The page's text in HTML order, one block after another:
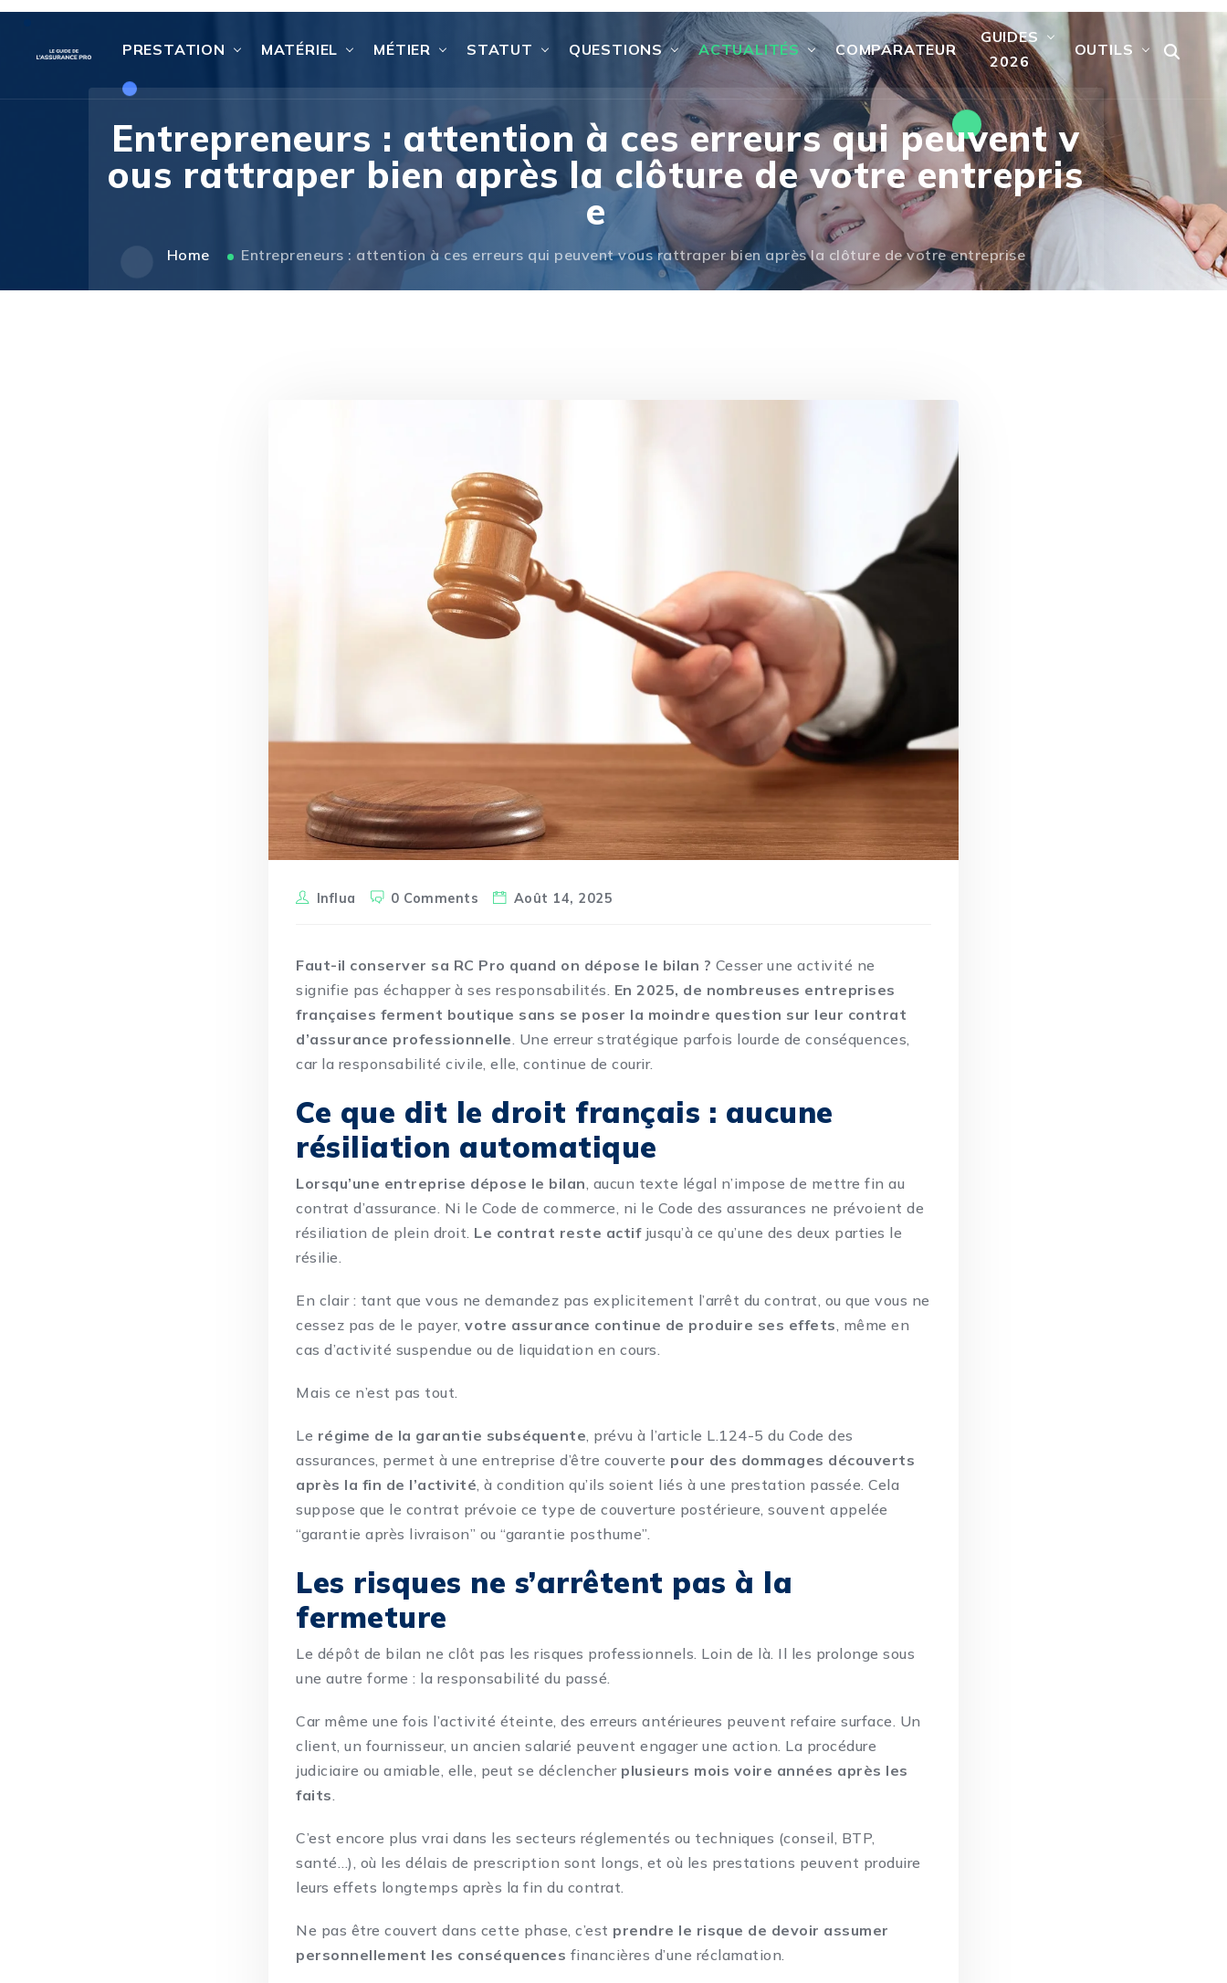
PRESTATION MATÉRIEL MÉTIER STATUT QUESTIONS ACTUALITÉS COMPARATEUR
GUIDES
2026
OUTILS
Entrepreneurs : attention à ces erreurs qui peuvent v
ous rattraper bien après la clôture de votre entrepris
e
Home Entrepreneurs : attention à ces erreurs qui peuvent vous rattraper bien après la clôture de votre entreprise
Influa 0 Comments Août 14, 2025
Faut-il conserver sa RC Pro quand on dépose le bilan ? Cesser une activité ne
signifie pas échapper à ses responsabilités. En 2025, de nombreuses entreprises
françaises ferment boutique sans se poser la moindre question sur leur contrat
d’assurance professionnelle . Une erreur stratégique parfois lourde de conséquences,
car la responsabilité civile, elle, continue de courir.
Ce que dit le droit français : aucune
résiliation automatique
Lorsqu’une entreprise dépose le bilan , aucun texte légal n’impose de mettre fin au
contrat d’assurance. Ni le Code de commerce, ni le Code des assurances ne prévoient de
résiliation de plein droit. Le contrat reste actifjusqu’à ce qu’une des deux parties le
résilie.
En clair : tant que vous ne demandez pas explicitement l’arrêt du contrat , ou que vous ne
cessez pas de le payer,votre assurance continue de produire ses effets , même en
cas d’activité suspendue ou de liquidation en cours.
Mais ce n’est pas tout.
Le régime de la garantie subséquente , prévu à l’article L.124-5 du Code des
assurances, permet à une entreprise d’être couverte pour des dommages découverts
après la fin de l’activité , à condition qu’ils soient liés à une prestation passée. Cela
suppose que le contrat prévoie ce type de couverture postérieure, souvent appelée
“garantie après livraison” ou “garantie posthume”.
Les risques ne s’arrêtent pas à la
fermeture
Le dépôt de bilan ne clôt pas les risques professionnels. Loin de là. Il les prolonge sous
une autre forme : la responsabilité du passé.
Car même une fois l’activité éteinte, deserreurs antérieures peuvent refaire surface. Un
client, un fournisseur, un ancien salarié peuvent engager une action . La procédure
judiciaire ou amiable, elle, peut se déclencher plusieurs mois voire années après les
faits
C’est encore plus vrai dans les secteurs réglementés ou techniques (conseil, BTP,
santé…), où les délais de prescription sont longs, et où les prestations peuvent produire
leurs effets longtemps après la fin du contrat.
Ne pas être couvert dans cette phase, c’est prendre le risque de devoir assumer
personnellement les conséquences financières d’une réclamation.